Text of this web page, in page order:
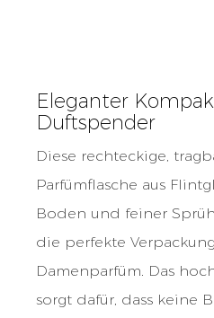
Eleganter
Duftspender
Diese rechteckige,
Parfümflasche aus
Boden und feiner
die perfekte
Damenparfüm. Das
sorgt dafür, dass keine